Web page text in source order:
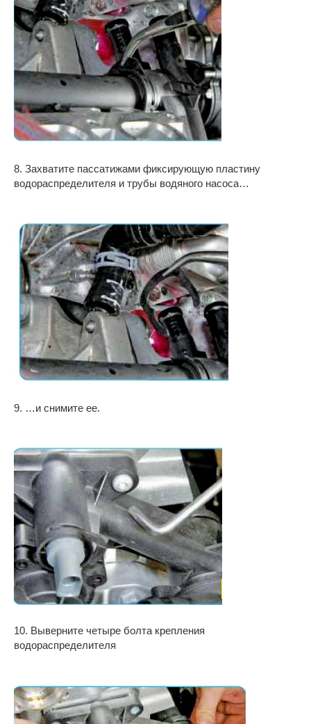
8. Захватите пассатижами фиксирующую пластину
водораспределителя и трубы водяного насоса…
9. …и снимите ее.
10. Выверните четыре болта крепления
водораспределителя